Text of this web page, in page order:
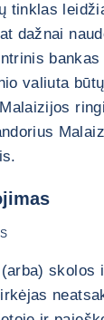
tinklas
dažnai
valiuta
skolos